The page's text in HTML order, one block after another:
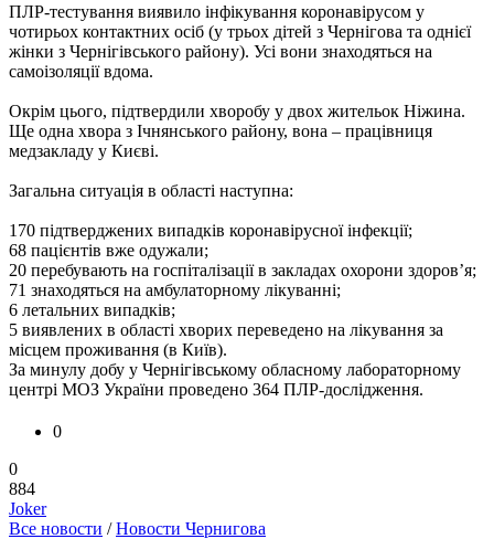
ПЛР-тестування виявило інфікування коронавірусом у
чотирьох контактних осіб (у трьох дітей з Чернігова та однієї
жінки з Чернігівського району). Усі вони знаходяться на
самоізоляції вдома.
Окрім цього, підтвердили хворобу у двох жительок Ніжина.
Ще одна хвора з Ічнянського району, вона – працівниця
медзакладу у Києві.
Загальна ситуація в області наступна:
170 підтверджених випадків коронавірусної інфекції;
68 пацієнтів вже одужали;
20 перебувають на госпіталізації в закладах охорони здоров’я;
71 знаходяться на амбулаторному лікуванні;
6 летальних випадків;
5 виявлених в області хворих переведено на лікування за
місцем проживання (в Київ).
За минулу добу у Чернігівському обласному лабораторному
центрі МОЗ України проведено 364 ПЛР-дослідження.
0
0
884
Joker
Все новости /Новости Чернигова